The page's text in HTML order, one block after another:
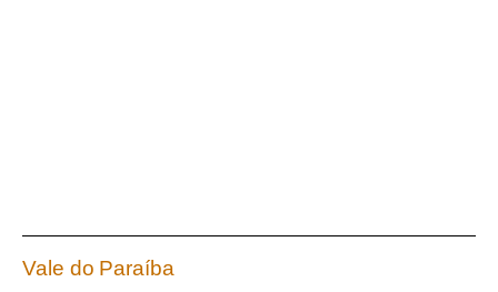
Vale do Paraíba